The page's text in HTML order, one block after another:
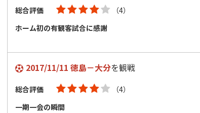
総合評価
（4）
ホーム初の有観客試合に感謝
2017/11/11 徳島－大分を観戦
総合評価
（4）
一期一会の瞬間